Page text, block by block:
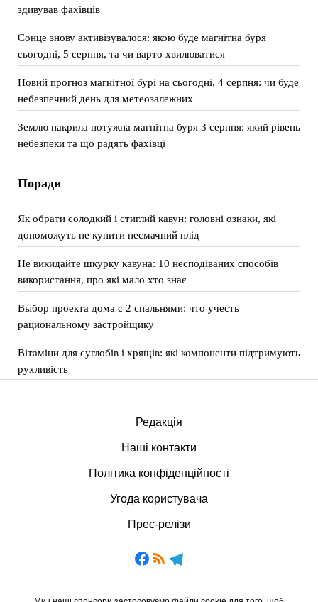
здивував фахівців
Сонце знову активізувалося: якою буде магнітна буря
сьогодні, 5 серпня, та чи варто хвилюватися
Новий прогноз магнітної бурі на сьогодні, 4 серпня: чи буде
небезпечний день для метеозалежних
Землю накрила потужна магнітна буря 3 серпня: який рівень
небезпеки та що радять фахівці
Поради
Як обрати солодкий і стиглий кавун: головні ознаки, які
допоможуть не купити несмачний плід
Не викидайте шкурку кавуна: 10 несподіваних способів
використання, про які мало хто знає
Выбор проекта дома с 2 спальнями: что учесть
рациональному застройщику
Вітаміни для суглобів і хрящів: які компоненти підтримують
рухливість
Редакція
Наші контакти
Політика конфіденційності
Угода користувача
Прес-релізи